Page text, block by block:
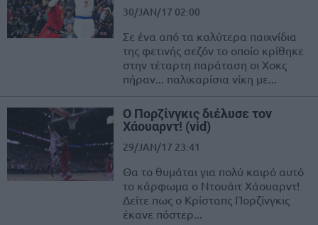
30/JAN/17 02:00
Σε ένα από τα καλύτερα παιχνίδια
της φετινής σεζόν το οποίο κρίθηκε
στην τέταρτη παράταση οι Χοκς
πήραν... παλικαρίσια νίκη με...
Ο Πορζίνγκις διέλυσε τον
Χάουαρντ! (vid)
29/JAN/17 23:41
Θα το θυμάται για πολύ καιρό αυτό
το κάρφωμα ο Ντουάιτ Χάουαρντ!
Δείτε πως ο Κρίσταπς Πορζίνγκις
έκανε πόστερ...